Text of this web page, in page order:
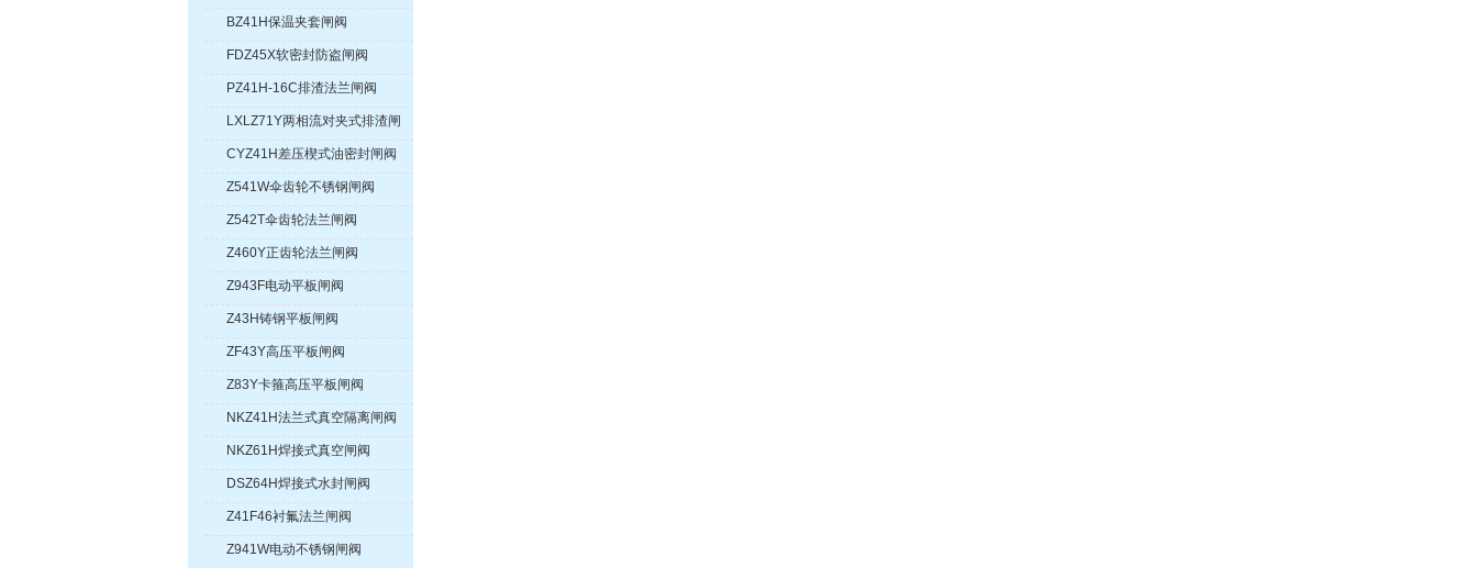
BZ41H保温夹套闸阀
FDZ45X软密封防盗闸阀
PZ41H-16C排渣法兰闸阀
LXLZ71Y两相流对夹式排渣闸
阀
CYZ41H差压楔式油密封闸阀
Z541W伞齿轮不锈钢闸阀
Z542T伞齿轮法兰闸阀
Z460Y正齿轮法兰闸阀
Z943F电动平板闸阀
Z43H铸钢平板闸阀
ZF43Y高压平板闸阀
Z83Y卡箍高压平板闸阀
NKZ41H法兰式真空隔离闸阀
NKZ61H焊接式真空闸阀
DSZ64H焊接式水封闸阀
Z41F46衬氟法兰闸阀
Z941W电动不锈钢闸阀